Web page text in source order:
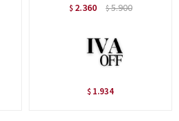
$ 2.360 $5.900
$ 1.934